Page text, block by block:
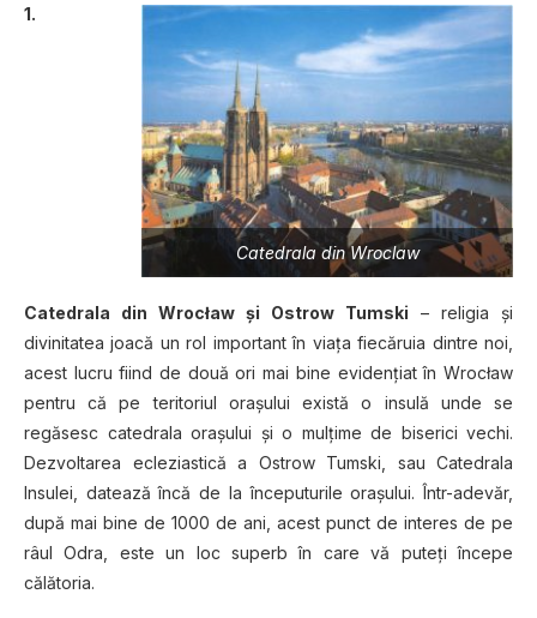
Catedrala din Wroclaw
1.
Catedrala din Wrocław şi Ostrow Tumski – religia şi
divinitatea joacă un rol important în viaţa fiecăruia dintre noi,
acest lucru fiind de două ori mai bine evidenţiat în Wrocław
pentru că pe teritoriul oraşului există o insulă unde se
regăsesc catedrala oraşului şi o mulţime de biserici vechi.
Dezvoltarea ecleziastică a Ostrow Tumski, sau Catedrala
Insulei, datează încă de la începuturile oraşului. Într-adevăr,
după mai bine de 1000 de ani, acest punct de interes de pe
râul Odra, este un loc superb în care vă puteţi începe
călătoria.